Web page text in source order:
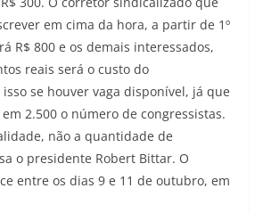
em cima da hora, a partir de 1º
R$ 800 e os demais interessados,
reais será o custo do
se houver vaga disponível, já que
2.500 o número de congressistas.
não a quantidade de
o presidente Robert Bittar. O
entre os dias 9 e 11 de outubro, em